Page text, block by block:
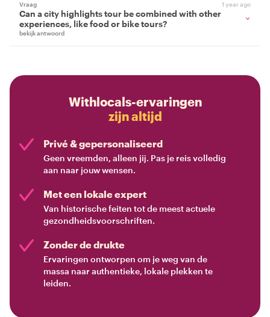
Vraag 1 year ago
Can a city highlights tour be combined with other
experiences, like food or bike tours?
bekijk antwoord
Withlocals-ervaringen
zijn altijd
Privé & gepersonaliseerd
Geen vreemden, alleen jij. Pas je reis volledig
aan naar jouw wensen.
Met een lokale expert
Van historische feiten tot de meest actuele
gezondheidsvoorschriften.
Zonder de drukte
Ervaringen ontworpen om je weg van de
massa naar authentieke, lokale plekken te
leiden.